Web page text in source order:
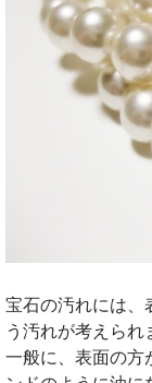
宝石の汚れには、
う汚れが考えられ
一般に、表面の方